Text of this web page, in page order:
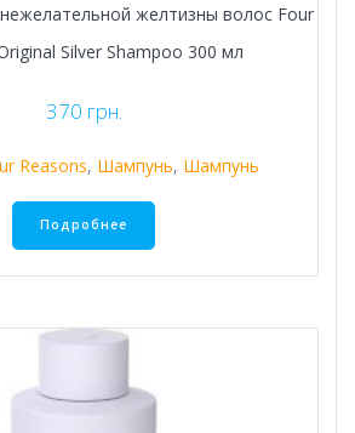
желтизны волос Four
Silver Shampoo 300 мл
370 грн.
Reasons, Шампунь, Шампунь
Подробнее